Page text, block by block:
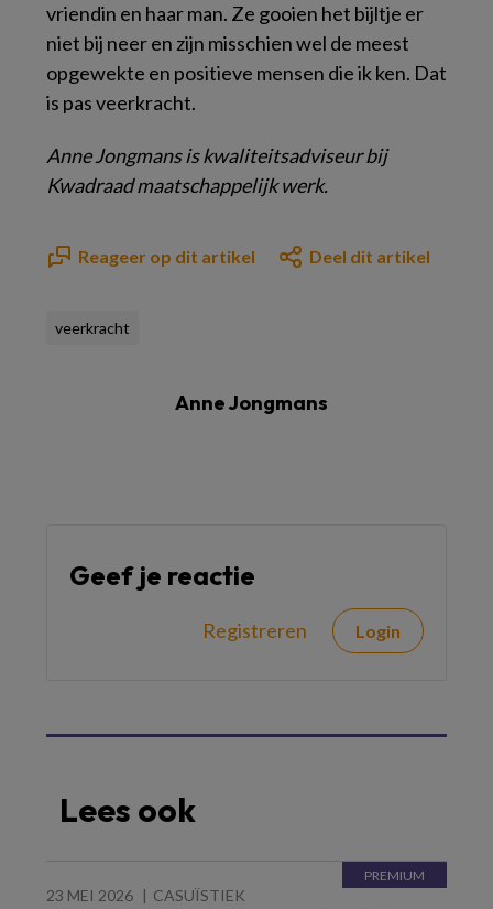
vriendin en haar man. Ze gooien het bijltje er
niet bij neer en zijn misschien wel de meest
opgewekte en positieve mensen die ik ken. Dat
is pas veerkracht.
Anne Jongmansis kwaliteitsadviseur bij
Kwadraad maatschappelijk werk.
Reageer op dit artikel Deel dit artikel
veerkracht
Anne Jongmans
Geef je reactie
Registreren Login
Lees ook
23 MEI 2026 CASUÏSTIEK